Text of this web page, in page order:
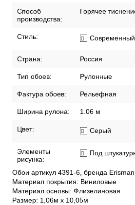
Способ
производства:
Горячее
Стиль: Современный
Страна: Россия
Тип обоев: Рулонные
Фактура обоев: Рельефная
Ширина рулона: 1.06 м
Цвет: Серый
Элементы
рисунка:
Под
Обои артикул 4391-6, бренда
Материал покрытия: Виниловые
Материал основы: Флизелиновая
Размер: 1,06м х 10,05м